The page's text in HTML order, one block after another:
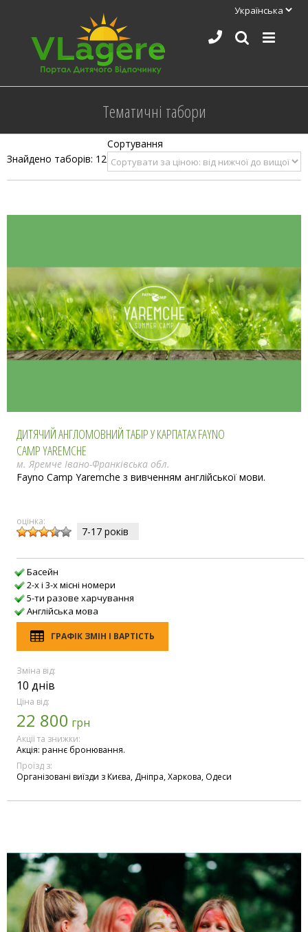
content
Тематичні табори
Знайдено таборів: 12
ДИТЯЧИЙ АНГЛОМОВНИЙ ТАБІР У КАРПАТАХ FAYNO
CAMP YAREMCHE
м. Яремче Івано-Франківська обл.
Fayno Camp Yaremche з вивченням англійської мови.
оцінка:
7-17 рокiв
Басейн
2-х і 3-х місні номери
5-ти разове харчування
Англійська мова
ГРАФІК ЗМІН І ВАРТІСТЬ
Зміна від:
10 днів
Ціна від:
22 800 грн
Акції та знижки:
Акція: раннє бронювання.
Проїзд з:
Організовані виїзди з Києва, Дніпра, Харкова, Одеси